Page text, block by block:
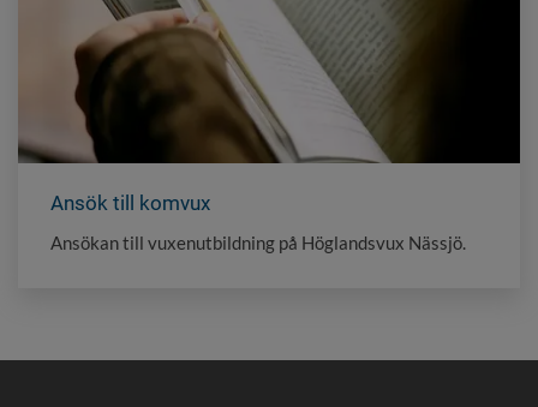
Ansök till komvux
Ansökan till vuxenutbildning på Höglandsvux Nässjö.